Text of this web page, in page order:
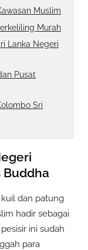
Muslim
Murah
Lanka Negeri
Pusat
Sri
Buddha
dan patung
hadir sebagai
ini sudah
para